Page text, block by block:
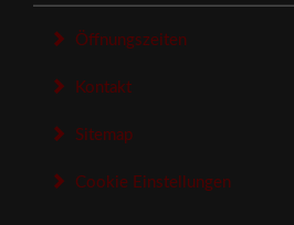
Öffnungszeiten
Kontakt
Sitemap
Cookie Einstellungen